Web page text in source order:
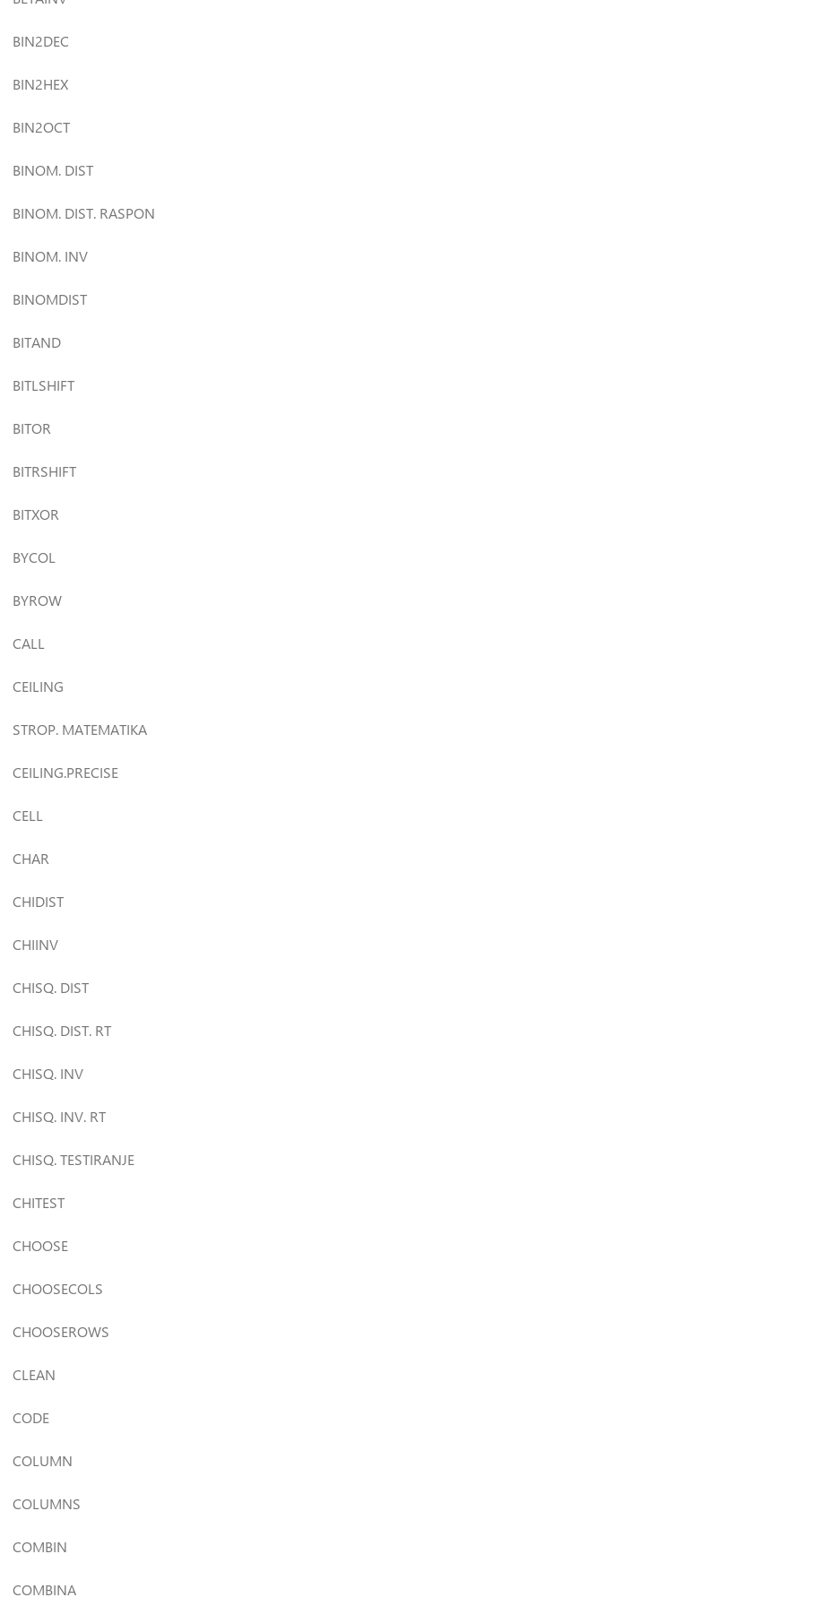
BIN2DEC
BIN2HEX
BIN2OCT
BINOM. DIST
BINOM. DIST. RASPON
BINOM. INV
BINOMDIST
BITAND
BITLSHIFT
BITOR
BITRSHIFT
BITXOR
BYCOL
BYROW
CALL
CEILING
STROP. MATEMATIKA
CEILING.PRECISE
CELL
CHAR
CHIDIST
CHIINV
CHISQ. DIST
CHISQ. DIST. RT
CHISQ. INV
CHISQ. INV. RT
CHISQ. TESTIRANJE
CHITEST
CHOOSE
CHOOSECOLS
CHOOSEROWS
CLEAN
CODE
COLUMN
COLUMNS
COMBIN
COMBINA